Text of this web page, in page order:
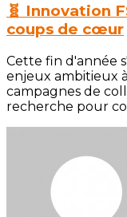
🧬 Innovation
coups de cœur
Cette fin d'année
enjeux ambitieux
campagnes de
recherche pour